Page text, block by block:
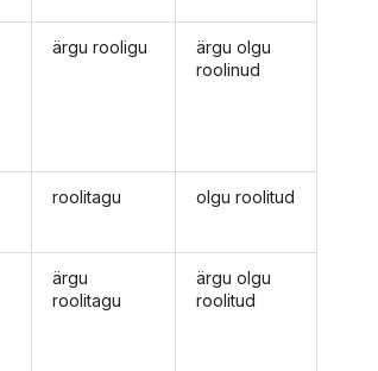
ärgu rooligu
roolitagu
ärgu
roolitagu
ärgu olgu
roolinud
olgu roolitud
ärgu olgu
roolitud